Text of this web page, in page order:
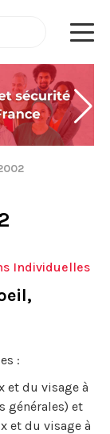
Individuelles
:
et du visage à
générales) et
et du visage à